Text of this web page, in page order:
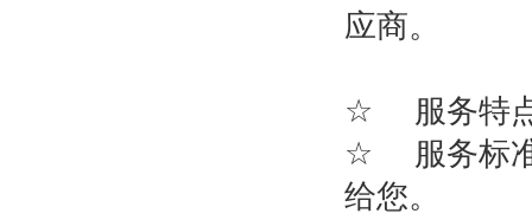
应商。
☆
服务特
☆
服务标
给您。